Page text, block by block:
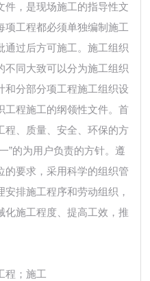
件，是现场施工的指导性文
项工程都必须单独编制施工
通过后方可施工。施工组织
不同大致可以分为施工组织
和分部分项工程施工组织设
工程施工的纲领性文件。首
程、质量、安全、环保的方
”的为用户负责的方针。遵
的要求，采用科学的组织管
排施工程序和劳动组织，
化施工程度、提高工效，推
程；施工